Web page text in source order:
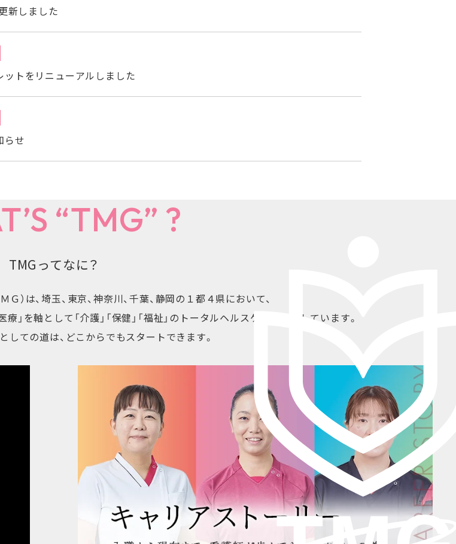
新しました
トをリニューアルしました
らせ
“TMG” ?
TMGってなに？
）は、埼玉、東京、神奈川、千葉、静岡の１都４県において、
」を軸として「介護」「保健」「福祉」のトータルヘルスケアを提供しています。
しての道は、どこからでもスタートできます。